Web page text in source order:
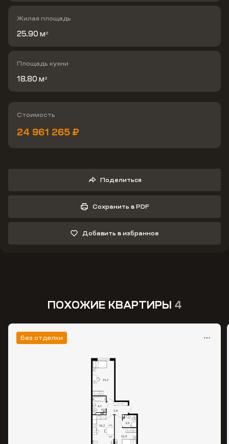
Жилая площадь
25.90 м 2
Площадь кухни
18.80 м 2
Стоимость
24 961 265 ₽
Поделиться
Сохранить в PDF
Добавить в избранное
ПОХОЖИЕ КВАРТИРЫ 4
Без отделки